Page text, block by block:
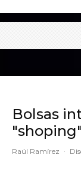
Bolsas
Raúl Ramírez ·